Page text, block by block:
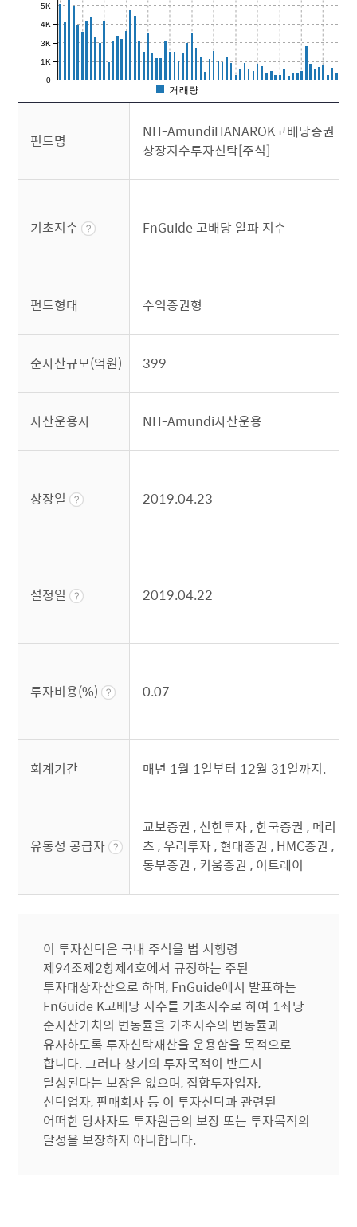
0
1K
3K
4K
5K
거래량
펀드명
NH-AmundiHANAROK고배당증권
상장지수투자신탁[주식]
기초지수 FnGuide 고배당 알파 지수
펀드형태 수익증권형
순자산규모(억원) 399
자산운용사 NH-Amundi자산운용
상장일 2019.04.23
설정일 2019.04.22
투자비용(%) 0.07
회계기간 매년 1월 1일부터 12월 31일까지.
유동성 공급자
교보증권 , 신한투자 , 한국증권 , 메리
츠 , 우리투자 , 현대증권 , HMC증권 ,
동부증권 , 키움증권 , 이트레이
이 투자신탁은 국내 주식을 법 시행령
제94조제2항제4호에서 규정하는 주된
투자대상자산으로 하며, FnGuide에서 발표하는
FnGuide K고배당 지수를 기초지수로 하여 1좌당
순자산가치의 변동률을 기초지수의 변동률과
유사하도록 투자신탁재산을 운용함을 목적으로
합니다. 그러나 상기의 투자목적이 반드시
달성된다는 보장은 없으며, 집합투자업자,
신탁업자, 판매회사 등 이 투자신탁과 관련된
어떠한 당사자도 투자원금의 보장 또는 투자목적의
달성을 보장하지 아니합니다.